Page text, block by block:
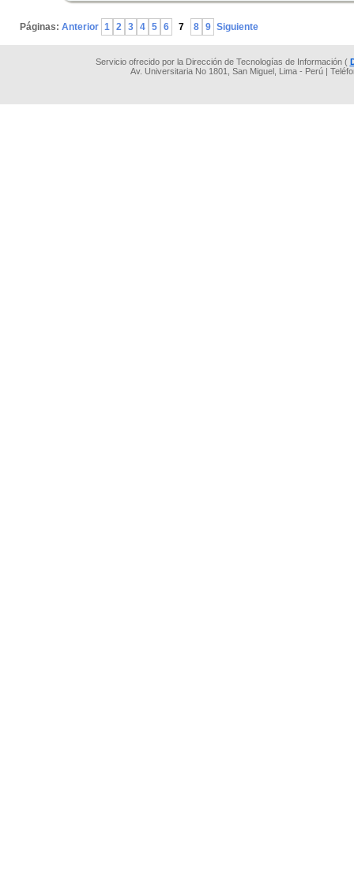
Páginas: Anterior 1 2 3 4 5 6 7 8 9 Siguiente
Servicio ofrecido por la Dirección de Tecnologías de Información (
Av. Universitaria No 1801, San Miguel, Lima - Perú |